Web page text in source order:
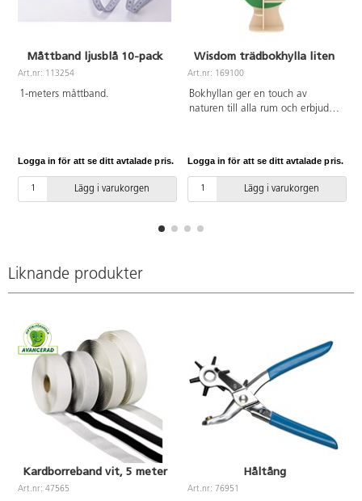
Måttband ljusblå 10-pack
Art.nr: 113254
1-meters måttband.
Logga in för att se ditt avtalade pris.
Lägg i varukorgen
Wisdom trädbokhylla liten
Art.nr: 169100
Bokhyllan ger en touch av
naturen till alla rum och erbjuder
melaminbeläggning i
Logga in för att se ditt avtalade pris.
Lägg i varukorgen
Liknande produkter
Kardborreband vit, 5 meter
Art.nr: 47565
Håltång
Art.nr: 76951